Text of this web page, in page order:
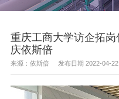
重庆工商大学访企拓
庆依斯倍
来源：依斯倍 发布日期 2022-04-22